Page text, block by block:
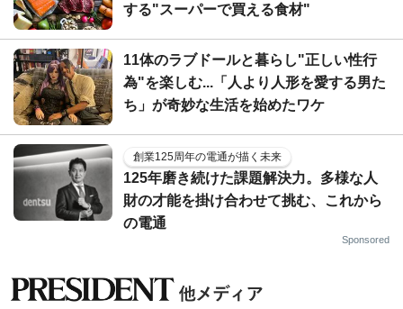
する"スーパーで買える食材"
11体のラブドールと暮らし"正しい性行
為"を楽しむ...「人より人形を愛する男た
ち」が奇妙な生活を始めたワケ
創業125周年の電通が描く未来
125年磨き続けた課題解決力。多様な人
財の才能を掛け合わせて挑む、これから
の電通
Sponsored